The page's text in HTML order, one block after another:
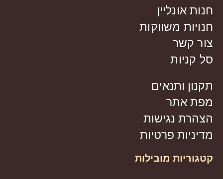
חנות אונליין
חנויות משווקות
צור קשר
סל קניות
תקנון ותנאים
מפת אתר
הצהרת נגישות
מדיניות פרטיות
קטגוריות מובילות